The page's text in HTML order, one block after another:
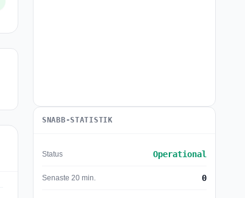
SNABB-STATISTIK
Status Operational
Senaste 20 min. 0